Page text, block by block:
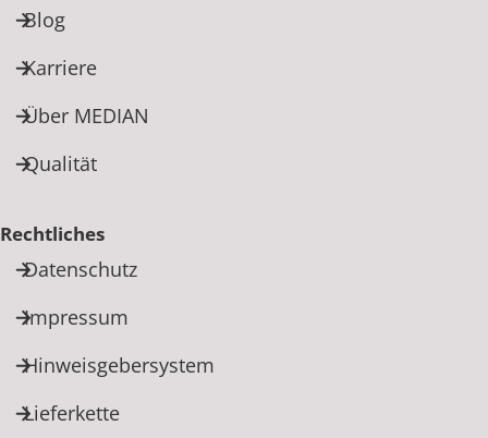
Blog
Karriere
Über MEDIAN
Qualität
Rechtliches
Datenschutz
Impressum
Hinweisgebersystem
Lieferkette